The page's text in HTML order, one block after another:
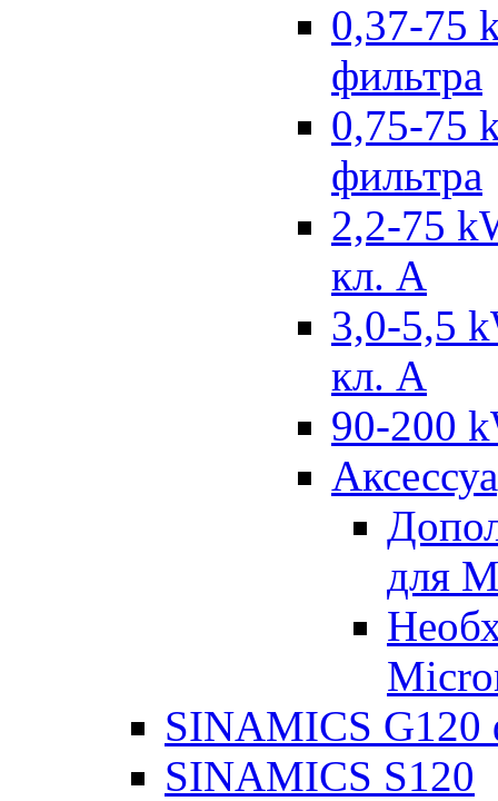
0,37-75
фильтра
0,75-75
фильтра
2,2-75
кл. А
3,0-5,5
кл. А
90-200
для
SINAMICS G120
SINAMICS S120